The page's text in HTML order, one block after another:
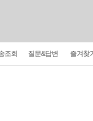
조회 질문&답변 즐겨찾